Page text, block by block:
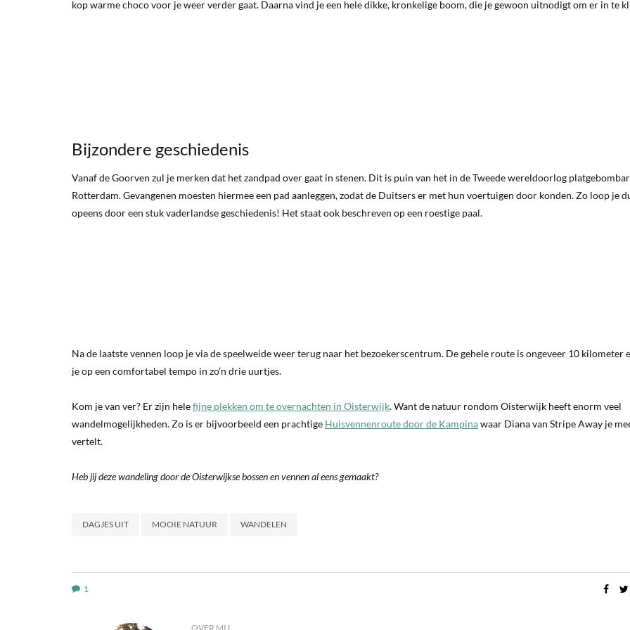
kop warme choco voor je weer verder gaat. Daarna vind je een hele dikke, kronkelige boom, die je gewoon uitnodigt om er in te
Bijzondere geschiedenis
Vanaf de Goorven zul je merken dat het zandpad over gaat in stenen. Dit is puin van het in de Tweede wereldoorlog
Rotterdam. Gevangenen moesten hiermee een pad aanleggen, zodat de Duitsers er met hun voertuigen door konden. Zo loop je
opeens door een stuk vaderlandse geschiedenis! Het staat ook beschreven op een roestige paal.
Na de laatste vennen loop je via de speelweide weer terug naar het bezoekerscentrum. De gehele route is ongeveer 10 kilometer
je op een comfortabel tempo in zo’n drie uurtjes.
Kom je van ver? Er zijn helefijne plekken om te overnachten in Oisterwijk. Want de natuur rondom Oisterwijk heeft enorm veel
wandelmogelijkheden. Zo is er bijvoorbeeld een prachtige Huisvennenroute door de Kampinawaar Diana van Stripe Away je
vertelt.
Heb jij deze wandeling door de Oisterwijkse bossen en vennen al eens gemaakt?
DAGJES UIT MOOIE NATUUR WANDELEN
1
OVER MIJ